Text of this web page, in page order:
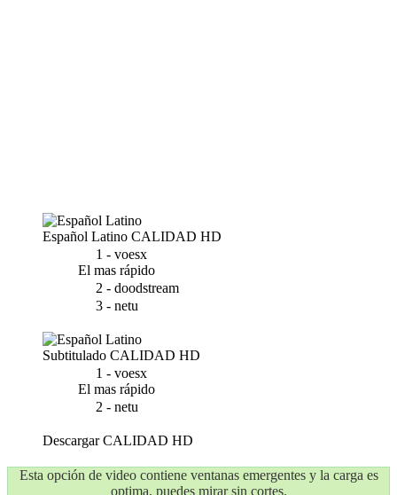
Español Latino CALIDAD HD
1 - voesx
El mas rápido
2 - doodstream
3 - netu
Subtitulado CALIDAD HD
1 - voesx
El mas rápido
2 - netu
DescargarCALIDAD HD
Esta opción de video contiene ventanas emergentes y la carga es
optima, puedes mirar sin cortes.